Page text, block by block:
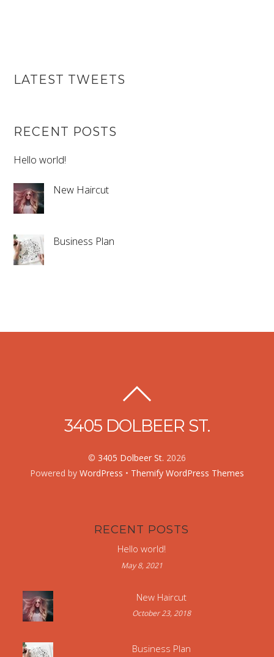
LATEST TWEETS
RECENT POSTS
Hello world!
New Haircut
Business Plan
3405 DOLBEER ST.
© 3405 Dolbeer St. 2026
Powered by WordPress • Themify WordPress Themes
RECENT POSTS
Hello world!
May 8, 2021
New Haircut
October 23, 2018
Business Plan